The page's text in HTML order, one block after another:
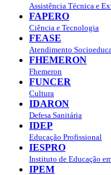
Assistência Técnica e
FAPERO
Ciência e Tecnologia
FEASE
Atendimento
FHEMERON
Fhemeron
FUNCER
Cultura
IDARON
Defesa Sanitária
IDEP
Educação Profissional
IESPRO
Instituto de Educação
IPEM